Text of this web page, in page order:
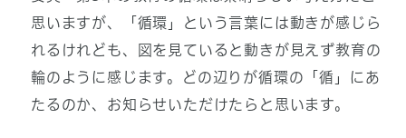
思いますが、「循環」という言葉には動きが感じら
れるけれども、図を見ていると動きが見えず教育の
輪のように感じます。どの辺りが循環の「循」にあ
たるのか、お知らせいただけたらと思います。